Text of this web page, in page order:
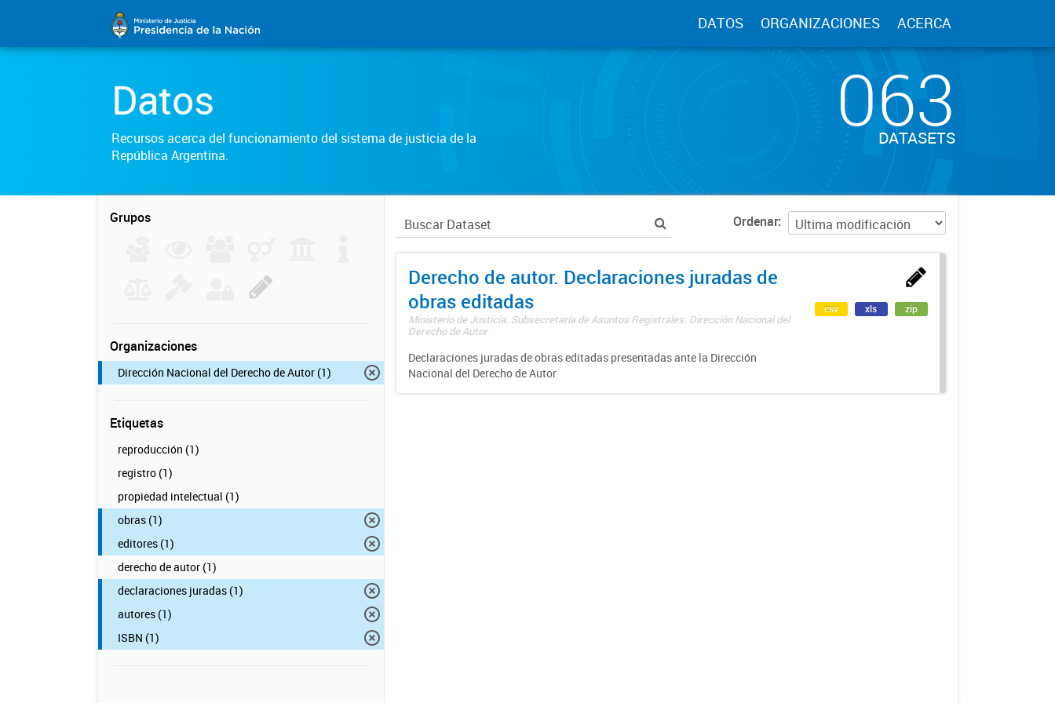
DATOS ORGANIZACIONES ACERCA
Datos
Recursos acerca del funcionamiento del sistema de justicia de la
República Argentina.
063
DATASETS
Grupos
Organizaciones
Dirección Nacional del Derecho de Autor (1)
Etiquetas
reproducción (1)
registro (1)
propiedad intelectual (1)
obras (1)
editores (1)
derecho de autor (1)
declaraciones juradas (1)
autores (1)
ISBN (1)
Ordenar
Derecho de autor. Declaraciones juradas de
obras editadas
Ministerio de Justicia. Subsecretaría de Asuntos Registrales. Dirección Nacional del
Derecho de Autor
Declaraciones juradas de obras editadas presentadas ante la Dirección
Nacional del Derecho de Autor
csv xls zip